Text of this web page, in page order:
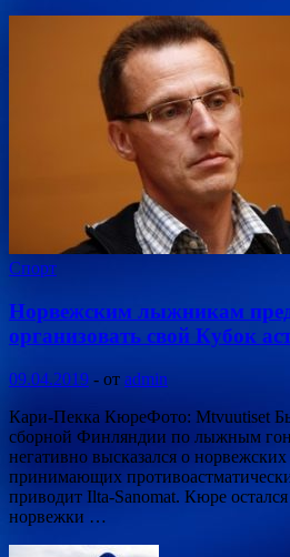
Спорт
Норвежским лыжникам
организовать свой Кубок
09.04.2019 - от admin
Кари-Пекка КюреФото: Mtvuutiset
сборной Финляндии по лыжным
негативно высказался о
принимающих
приводит Ilta-Sanomat. Кюре
норвежки …